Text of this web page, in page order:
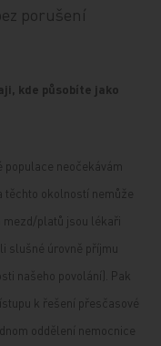
porušení
kde působíte jako
neočekávám
těchto okolností nemůže
mezd/platů jsou lékaři
slušné úrovně příjmu
našeho povolání). Pak
k řešení přesčasové
oddělení nemocnice